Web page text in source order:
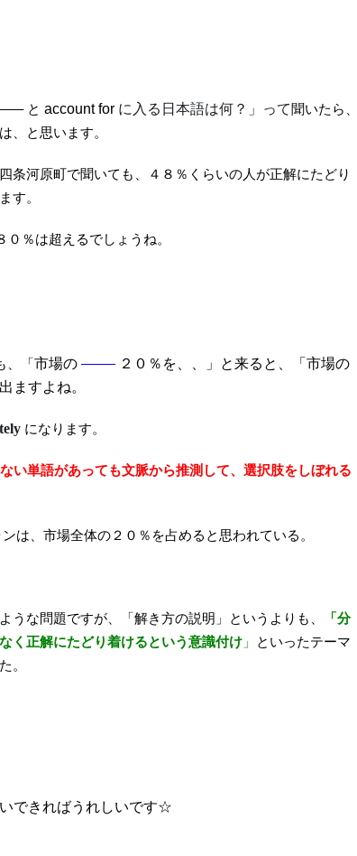
と account for に入る日本語は何？」って聞いたら、
、と思います。
条河原町で聞いても、４８％くらいの人が正解にたどり
す。
％は超えるでしょうね。
「市場の ——– ２０％を、、」と来ると、「市場の
ますよね。
になります。
い単語があっても文脈から推測して、選択肢をしぼれる
は、市場全体の２０％を占めると思われている。
うな問題ですが、「解き方の説明」というよりも、
「分
く正解にたどり着けるという意識付け 」
といったテーマ
。
できればうれしいです☆